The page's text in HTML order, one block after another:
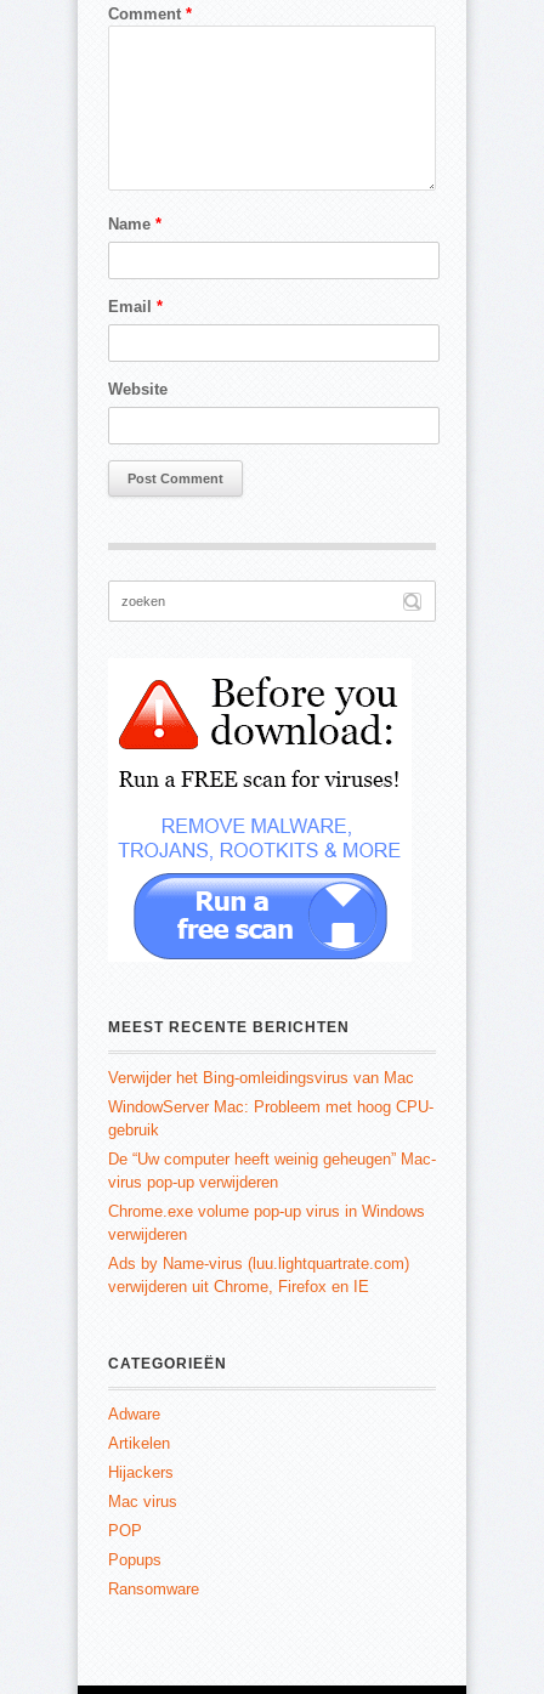
Comment *
Name *
Email *
Website
MEEST RECENTE BERICHTEN
Verwijder het Bing-omleidingsvirus van Mac
WindowServer Mac: Probleem met hoog CPU-
gebruik
De “Uw computer heeft weinig geheugen” Mac-
virus pop-up verwijderen
Chrome.exe volume pop-up virus in Windows
verwijderen
Ads by Name-virus (luu.lightquartrate.com)
verwijderen uit Chrome, Firefox en IE
CATEGORIEËN
Adware
Artikelen
Hijackers
Mac virus
POP
Popups
Ransomware